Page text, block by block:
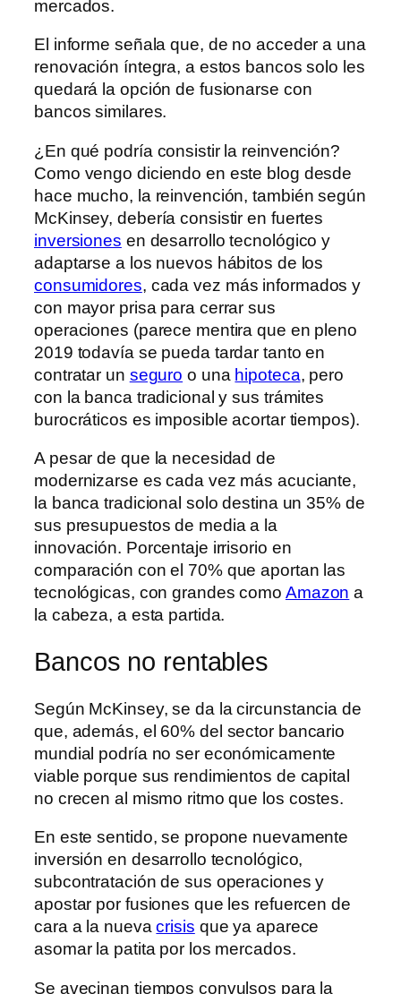
mercados.
El informe señala que, de no acceder a una
renovación íntegra, a estos bancos solo les
quedará la opción de fusionarse con
bancos similares.
¿En qué podría consistir la reinvención?
Como vengo diciendo en este blog desde
hace mucho, la reinvención, también según
McKinsey, debería consistir en fuertes
inversiones en desarrollo tecnológico y
adaptarse a los nuevos hábitos de los
consumidores, cada vez más informados y
con mayor prisa para cerrar sus
operaciones (parece mentira que en pleno
2019 todavía se pueda tardar tanto en
contratar un seguro o una hipoteca, pero
con la banca tradicional y sus trámites
burocráticos es imposible acortar tiempos).
A pesar de que la necesidad de
modernizarse es cada vez más acuciante,
la banca tradicional solo destina un 35% de
sus presupuestos de media a la
innovación. Porcentaje irrisorio en
comparación con el 70% que aportan las
tecnológicas, con grandes como Amazon a
la cabeza, a esta partida.
Bancos no rentables
Según McKinsey, se da la circunstancia de
que, además, el 60% del sector bancario
mundial podría no ser económicamente
viable porque sus rendimientos de capital
no crecen al mismo ritmo que los costes.
En este sentido, se propone nuevamente
inversión en desarrollo tecnológico,
subcontratación de sus operaciones y
apostar por fusiones que les refuercen de
cara a la nuevacrisis que ya aparece
asomar la patita por los mercados.
Se avecinan tiempos convulsos para la